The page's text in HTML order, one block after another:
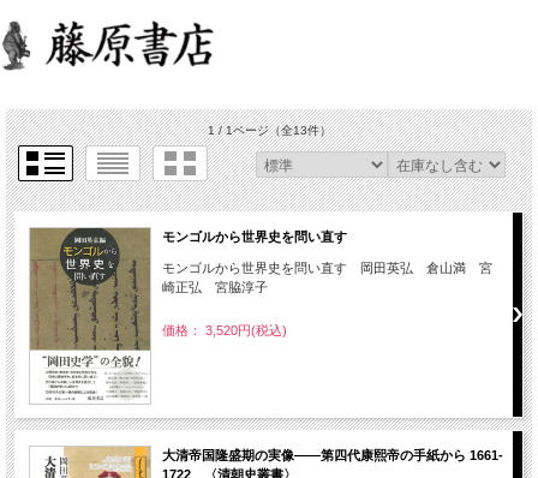
1 / 1ページ（全13件）
モンゴルから世界史を問い直す
モンゴルから世界史を問い直す 岡田英弘 倉山満 宮
崎正弘 宮脇淳子
価格： 3,520円(税込)
大清帝国隆盛期の実像――第四代康熙帝の手紙から 1661-
1722 〈清朝史叢書〉